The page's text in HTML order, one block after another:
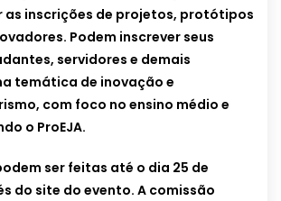
as inscrições de projetos, protótipos
Podem inscrever seus
servidores e demais
temática de inovação e
com foco no ensino médio e
o ProEJA.
ser feitas até o dia 25 de
do site do evento. A comissão